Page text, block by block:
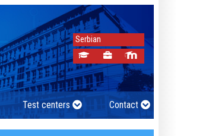
Serbian
Test centers Contact